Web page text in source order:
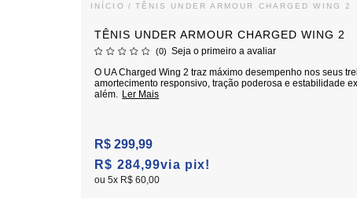
INÍCIO TÊNIS UNDER ARMOUR CHARGED WING 2
TÊNIS UNDER ARMOUR CHARGED WING 2
(0)
Seja o primeiro a avaliar
O UA Charged Wing 2 traz máximo desempenho nos seus
amortecimento responsivo, tração poderosa e estabilidade
além. Ler Mais
R$ 284,99via pix!
R$ 299,99
5x R$ 60,00